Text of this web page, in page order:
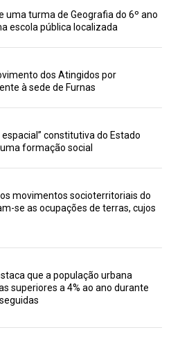
uma turma de Geografia do 6º ano
escola pública localizada
dos Atingidos por
à sede de Furnas
constitutiva do Estado
formação social
movimentos socioterritoriais do
se as ocupações de terras, cujos
que a população urbana
superiores a 4% ao ano durante